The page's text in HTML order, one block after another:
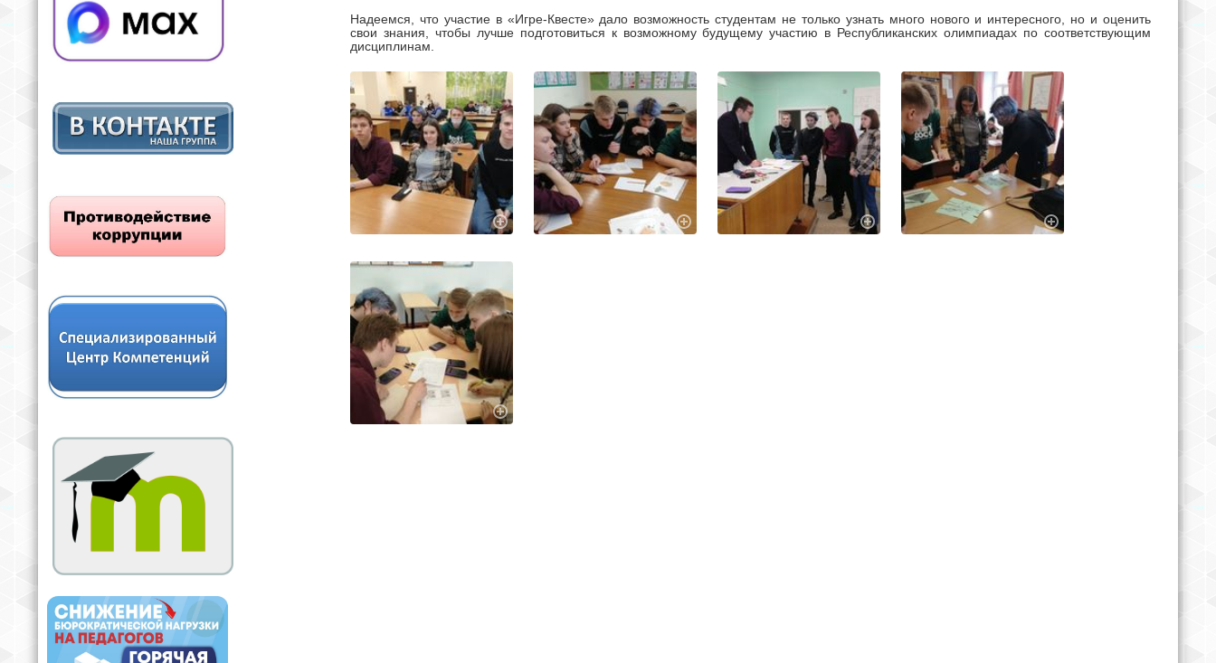
Надеемся, что участие в «Игре-Квесте» дало возможность студентам не только узнать много нового и интересного, но и оценить
свои знания, чтобы лучше подготовиться к возможному будущему участию в Республиканских олимпиадах по соответствующим
дисциплинам.